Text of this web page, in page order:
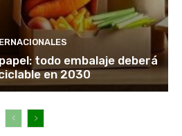
todo embalaje deberá
en 2030